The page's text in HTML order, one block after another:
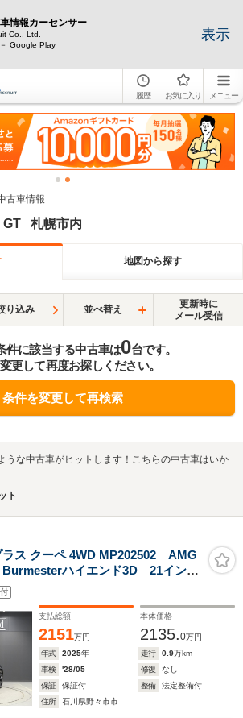
情報カーセンサー
Co., Ltd.
Google Play
表示
履歴 お気に入り メニュー
古車情報
GT 札幌市内
地図から探す
り込み 並べ替え
更新時に
メール受信
件に該当する中古車は0台です。
更して再度お探しください。
条件を変更して再検索
うな中古車がヒットします！こちらの中古車はいか
ト
ス クーペ 4WD MP202502 AMG
Burmesterハイエンド3D 21インチ
シート
支払総額
2151万円
本体価格
2135.0万円
年式
2025年 走行 0.9万km
車検
'28/05 修復
なし
保証
保証付 整備
法定整備付
住所
石川県野々市市